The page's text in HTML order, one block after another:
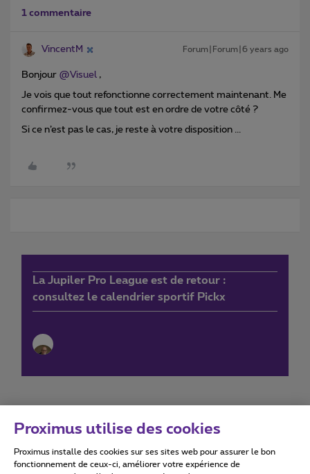
1 commentaire
VincentM Forum|Forum|6 years ago
Bonjour @Visuel ,
Je vois que tout refonctionne correctement maintenant. Me
confirmez-vous que tout est en ordre de votre côté ?
Si ce n’est pas le cas, je reste à votre disposition ...
La Jupiler Pro League est de retour :
consultez le calendrier sportif Pickx
Conditions d'utilisation Accessibility statement
Proximus utilise des cookies
Proximus installe des cookies sur ses sites web pour assurer le bon
fonctionnement de ceux-ci, améliorer votre expérience de